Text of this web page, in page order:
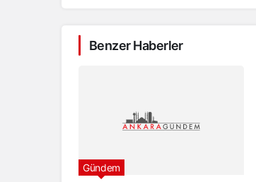
Benzer Haberler
Gündem